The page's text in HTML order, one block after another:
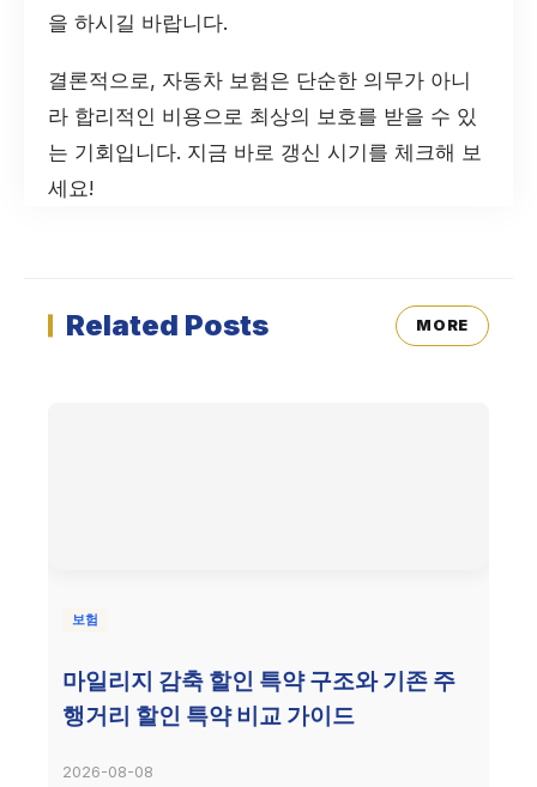
을 하시길 바랍니다.
결론적으로, 자동차 보험은 단순한 의무가 아니
라 합리적인 비용으로 최상의 보호를 받을 수 있
는 기회입니다. 지금 바로 갱신 시기를 체크해 보
세요!
Related Posts MORE
보험
마일리지 감축 할인 특약 구조와 기존 주
행거리 할인 특약 비교 가이드
2026-08-08